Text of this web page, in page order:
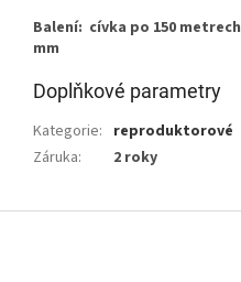
Balení: cívka po 150
mm
Doplňkové parametry
Kategorie: reproduktorové
Záruka: 2 roky